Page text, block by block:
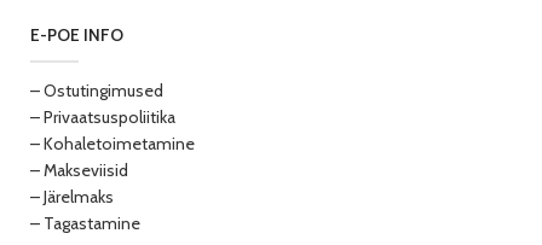
E-POE INFO
– Ostutingimused
– Privaatsuspoliitika
– Kohaletoimetamine
– Makseviisid
– Järelmaks
– Tagastamine